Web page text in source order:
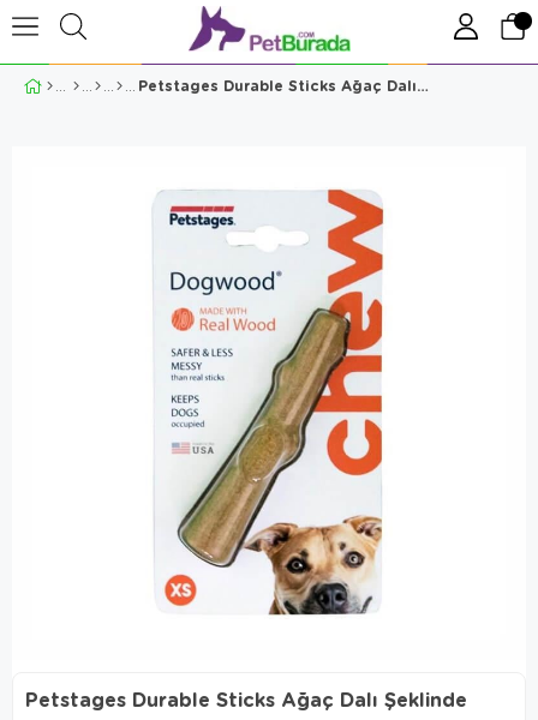
Petstages Durable Sticks Ağaç Dalı Şeklinde Oyun Kemiği XSmall
Petstages Durable Sticks Ağaç Dalı Şeklinde